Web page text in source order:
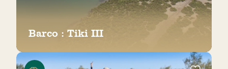
Barco : Tiki III